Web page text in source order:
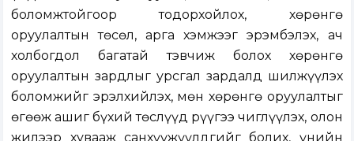
боломжтойгоор тодорхойлох, хөрөнгө
оруулалтын төсөл, арга хэмжээг эрэмбэлэх, ач
холбогдол багатай тэвчиж болох хөрөнгө
оруулалтын зардлыг урсгал зардалд шилжүүлэх
боломжийг эрэлхийлэх, мөн хөрөнгө оруулалтыг
өгөөж ашиг бүхий төслүүд рүүгээ чиглүүлэх, олон
жилээр хувааж санхүүжүүлдгийг болих, үнийн